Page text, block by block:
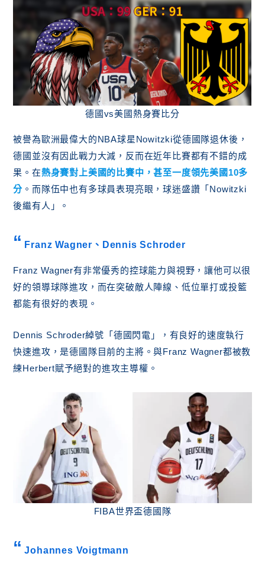
德國vs美國熱身賽比分
被譽為歐洲最偉大的NBA球星Nowitzki從德國隊退休後，
德國並沒有因此戰力大減，反而在近年比賽都有不錯的成
果。在熱身賽對上美國的比賽中，甚至一度領先美國10多
分 。而隊伍中也有多球員表現亮眼，球迷盛讚「Nowitzki
後繼有人」。
Franz Wagner、Dennis Schroder
Franz Wagner有非常優秀的控球能力與視野，讓他可以很
好的領導球隊進攻，而在突破敵人陣線、低位單打或投籃
都能有很好的表現。
Dennis Schroder綽號「德國閃電」，有良好的速度執行
快速進攻，是德國隊目前的主將。與Franz Wagner都被教
練Herbert賦予絕對的進攻主導權。
FIBA世界盃德國隊
Johannes Voigtmann